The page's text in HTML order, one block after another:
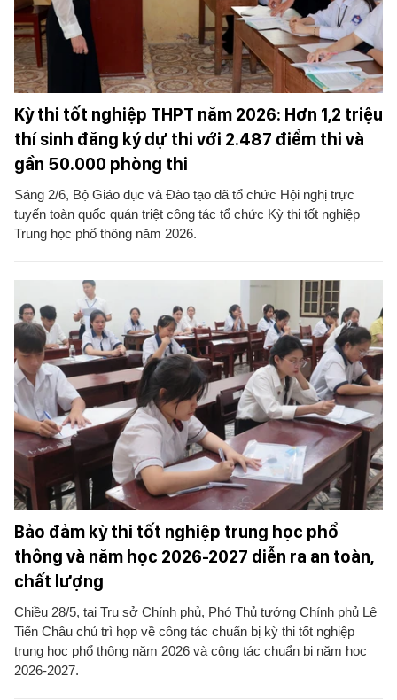
Kỳ thi tốt nghiệp THPT năm 2026: Hơn 1,2 triệu
thí sinh đăng ký dự thi với 2.487 điểm thi và
gần 50.000 phòng thi
Sáng 2/6, Bộ Giáo dục và Đào tạo đã tổ chức Hội nghị trực
tuyến toàn quốc quán triệt công tác tổ chức Kỳ thi tốt nghiệp
Trung học phổ thông năm 2026.
Bảo đảm kỳ thi tốt nghiệp trung học phổ
thông và năm học 2026-2027 diễn ra an toàn,
chất lượng
Chiều 28/5, tại Trụ sở Chính phủ, Phó Thủ tướng Chính phủ Lê
Tiến Châu chủ trì họp về công tác chuẩn bị kỳ thi tốt nghiệp
trung học phổ thông năm 2026 và công tác chuẩn bị năm học
2026-2027.